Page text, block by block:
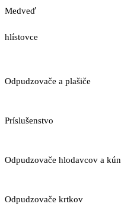
Medveď
hlístovce
Odpudzovače a plašiče
Príslušenstvo
Odpudzovače hlodavcov a kún
Odpudzovače krtkov